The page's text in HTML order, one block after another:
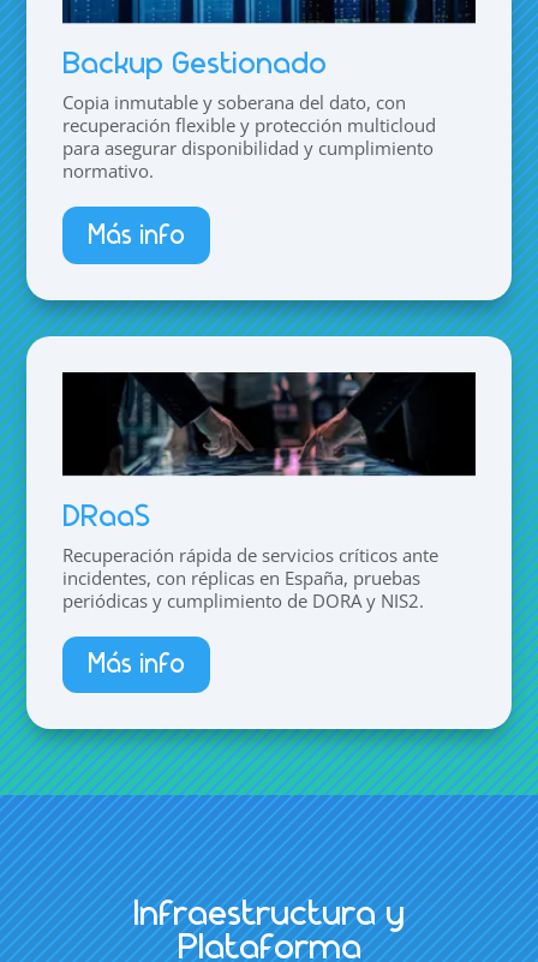
Backup Gestionado
Copia inmutable y soberana del dato, con
recuperación flexible y protección multicloud
para asegurar disponibilidad y cumplimiento
normativo.
Más info
DRaaS
Recuperación rápida de servicios críticos ante
incidentes, con réplicas en España, pruebas
periódicas y cumplimiento de DORA y NIS2.
Más info
Infraestructura y
Plataforma